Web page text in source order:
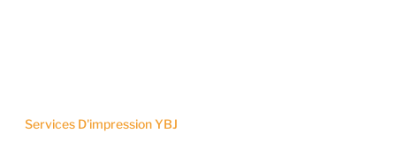
Services D'impression YBJ